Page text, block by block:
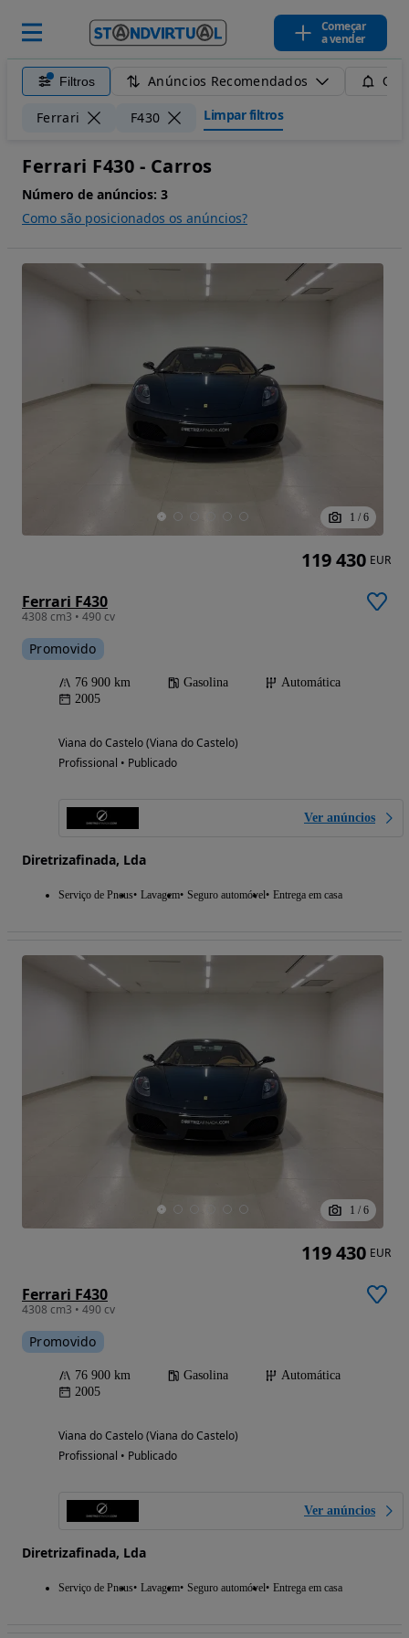
Começar
a vender
Filtros Anúncios Recomendados
Ferrari F430 Limpar filtros
Ferrari F430 - Carros
Número de anúncios: 3
Como são posicionados os anúncios?
1 / 6
Ferrari F430
4308 cm3 • 490 cv
Promovido
76 900 km Gasolina
Automática
2005
Viana do Castelo (Viana do Castelo)
Profissional • Publicado
Ver anúncios
Diretrizafinada, Lda
Serviço de Pneus Lavagem Seguro automóvel Entrega em casa
119 430 EUR
1 / 6
Ferrari F430
4308 cm3 • 490 cv
Promovido
76 900 km Gasolina
Automática
2005
Viana do Castelo (Viana do Castelo)
Profissional • Publicado
Ver anúncios
Diretrizafinada, Lda
Serviço de Pneus Lavagem Seguro automóvel Entrega em casa
119 430 EUR